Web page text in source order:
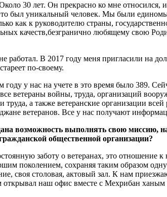
30 лет. Он прекрасно ко мне относился, и
был уникальный человек. Мы были
как к руководителю страны,
качеств,безгранично любящему свою
работал. В 2017 году меня пригласили на
по-своему.
у нас на учете в это время было 389.
ветераны войны, труда, организаций
а также ветеранские организации всей
ветеранов. Все у нас получают
возможность выполнять свою миссию,
общественной организации?
заботу о ветеранах, это отношение к
поколением, сохраняя таким образом
своя столовая, актовый зал. К нам
наш офис вместе с Мехрибан